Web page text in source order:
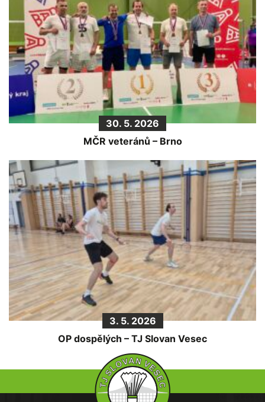
30. 5. 2026
MČR veteránů – Brno
3. 5. 2026
OP dospělých – TJ Slovan Vesec